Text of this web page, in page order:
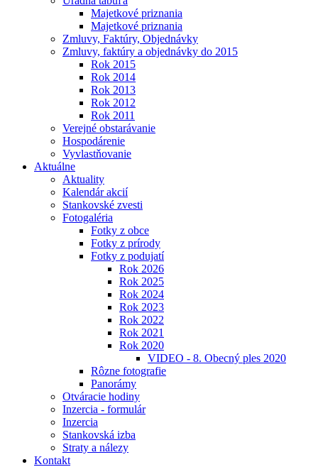
Majetkové priznania
Majetkové priznania
Zmluvy, Faktúry, Objednávky
Zmluvy, faktúry a objednávky do 2015
Rok 2015
Rok 2014
Rok 2013
Rok 2012
Rok 2011
Verejné obstarávanie
Hospodárenie
Vyvlastňovanie
Aktuálne
Aktuality
Kalendár akcií
Stankovské zvesti
Fotogaléria
Fotky z obce
Fotky z prírody
Fotky z podujatí
Rok 2026
Rok 2025
Rok 2024
Rok 2023
Rok 2022
Rok 2021
Rok 2020
VIDEO - 8. Obecný ples 2020
Rôzne fotografie
Panorámy
Otváracie hodiny
Inzercia - formulár
Inzercia
Stankovská izba
Straty a nálezy
Kontakt